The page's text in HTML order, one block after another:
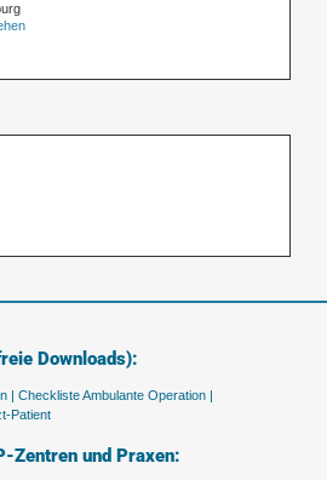
Downloads):
| Checkliste Ambulante Operation |
Patient
Zentren und Praxen: